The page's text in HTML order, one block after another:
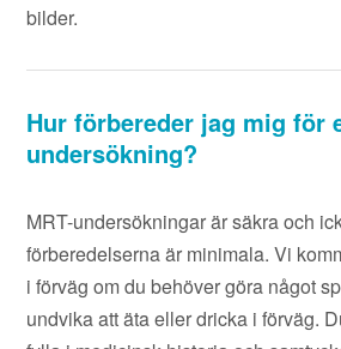
bilder.
Hur förbereder jag mig för
undersökning?
MRT-undersökningar är säkra och
förberedelserna är minimala. Vi
i förväg om du behöver göra något
undvika att äta eller dricka i förväg.